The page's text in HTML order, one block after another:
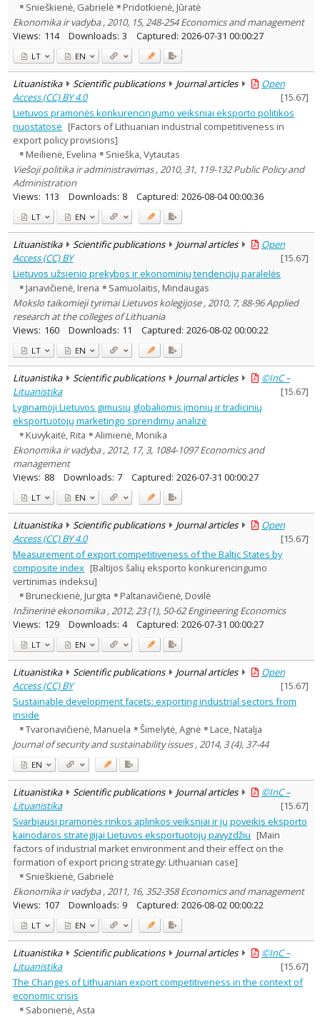
Snieškienė, Gabrielė
Pridotkienė, Jūratė
Ekonomika ir vadyba , 2010, 15, 248-254 Economics and management
Views: 114 Downloads: 3 Captured: 2026-07-31 00:00:27
LT EN
Lituanistika Scientific publications Journal articles
Open
Access (CC) BY 4.0
[15.67]
Lietuvos pramonės konkurencingumo veiksniai eksporto politikos
nuostatose [Factors of Lithuanian industrial competitiveness in
export policy provisions]
Meilienė, Evelina
Snieška, Vytautas
Viešoji politika ir administravimas , 2010, 31, 119-132 Public Policy and
Administration
Views: 113 Downloads: 8 Captured: 2026-08-04 00:00:36
LT EN
Lituanistika Scientific publications Journal articles
Open
Access (CC) BY
[15.67]
Lietuvos užsienio prekybos ir ekonominių tendencijų paralelės
Janavičienė, Irena
Samuolaitis, Mindaugas
Mokslo taikomieji tyrimai Lietuvos kolegijose , 2010, 7, 88-96 Applied
research at the colleges of Lithuania
Views: 160 Downloads: 11 Captured: 2026-08-02 00:00:22
LT EN
Lituanistika Scientific publications Journal articles
©InC –
Lituanistika
[15.67]
Lyginamoji Lietuvos gimusių globaliomis įmonių ir tradicinių
eksportuotojų marketingo sprendimų analizė
Kuvykaitė, Rita
Alimienė, Monika
Ekonomika ir vadyba , 2012, 17, 3, 1084-1097 Economics and
management
Views: 88 Downloads: 7 Captured: 2026-07-31 00:00:27
LT EN
Lituanistika Scientific publications Journal articles
Open
Access (CC) BY 4.0
[15.67]
Measurement of export competitiveness of the Baltic States by
composite index [Baltijos šalių eksporto konkurencingumo
vertinimas indeksu]
Bruneckienė, Jurgita
Paltanavičienė, Dovilė
Inžinerinė ekonomika , 2012, 23 (1), 50-62 Engineering Economics
Views: 129 Downloads: 4 Captured: 2026-07-31 00:00:27
LT EN
Lituanistika Scientific publications Journal articles
Open
Access (CC) BY
[15.67]
Sustainable development facets: exporting industrial sectors from
inside
Tvaronavičienė, Manuela
Šimelytė, Agnė
Lace, Natalja
Journal of security and sustainability issues , 2014, 3 (4), 37-44
EN
Lituanistika Scientific publications Journal articles
©InC –
Lituanistika
[15.67]
Svarbiausi pramonės rinkos aplinkos veiksniai ir jų poveikis eksporto
kainodaros strategijai Lietuvos eksportuotojų pavyzdžiu [Main
factors of industrial market environment and their effect on the
formation of export pricing strategy: Lithuanian case]
Snieškienė, Gabrielė
Ekonomika ir vadyba , 2011, 16, 352-358 Economics and management
Views: 107 Downloads: 9 Captured: 2026-08-02 00:00:22
LT EN
Lituanistika Scientific publications Journal articles
©InC –
Lituanistika
[15.67]
The Changes of Lithuanian export competitiveness in the context of
economic crisis
Sabonienė, Asta